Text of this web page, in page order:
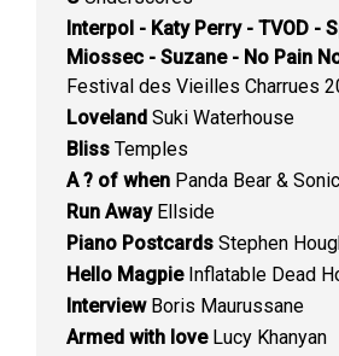
Interpol - Katy Perry - TVOD -
Miossec - Suzane - No Pain
Festival des Vieilles Charrues
Loveland Suki Waterhouse
Bliss Temples
A ? of when Panda Bear &
Run AwayEllside
Piano Postcards Stephen
Hello MagpieInflatable Dead
InterviewBoris Maurussane
Armed with loveLucy Khanyan